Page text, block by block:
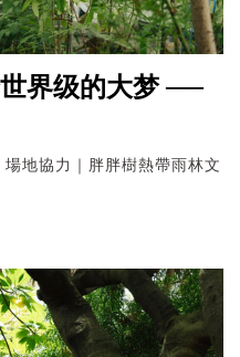
界级的大梦 ──
地協力｜胖胖樹熱帶雨林文